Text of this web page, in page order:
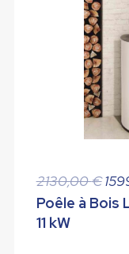
2130,00€ Le
prix
Poêle à Bois
11 kW